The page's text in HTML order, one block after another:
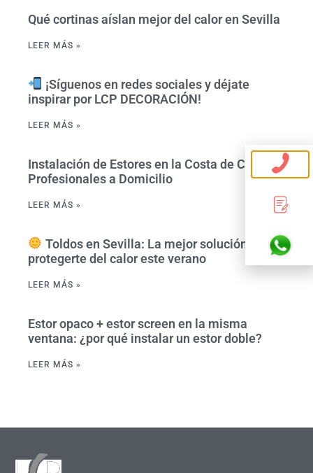
Qué cortinas aíslan mejor del calor en Sevilla
LEER MÁS »
¡Síguenos en redes sociales y déjate
inspirar por LCP DECORACIÓN!
LEER MÁS »
Instalación de Estores en la Costa de Cádiz –
Profesionales a Domicilio
LEER MÁS »
Toldos en Sevilla: La mejor solución para
protegerte del calor este verano
LEER MÁS »
Estor opaco + estor screen en la misma
ventana: ¿por qué instalar un estor doble?
LEER MÁS »